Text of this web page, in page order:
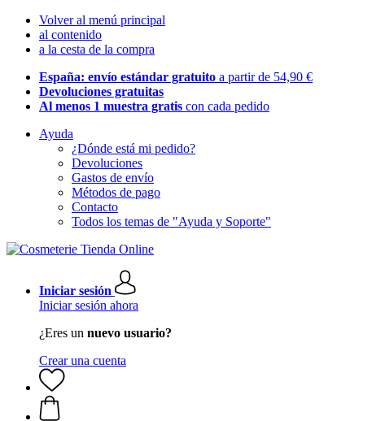
Volver al menú principal
al contenido
a la cesta de la compra
España: envío estándar gratuito a partir de 54,90 €
Devoluciones gratuitas
Al menos 1 muestra gratis con cada pedido
Ayuda
¿Dónde está mi pedido?
Devoluciones
Gastos de envío
Métodos de pago
Contacto
Todos los temas de "Ayuda y Soporte"
Iniciar sesión
Iniciar sesión ahora
¿Eres un nuevo usuario?
Crear una cuenta